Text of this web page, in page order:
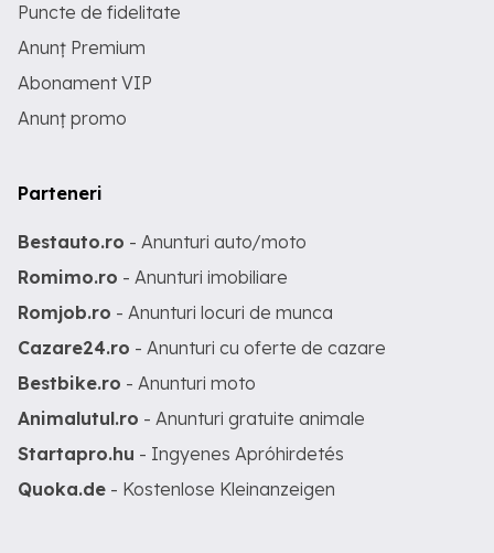
Puncte de fidelitate
Anunț Premium
Abonament VIP
Anunț promo
Parteneri
Bestauto.ro - Anunturi auto/moto
Romimo.ro - Anunturi imobiliare
Romjob.ro - Anunturi locuri de munca
Cazare24.ro - Anunturi cu oferte de cazare
Bestbike.ro - Anunturi moto
Animalutul.ro - Anunturi gratuite animale
Startapro.hu - Ingyenes Apróhirdetés
Quoka.de - Kostenlose Kleinanzeigen